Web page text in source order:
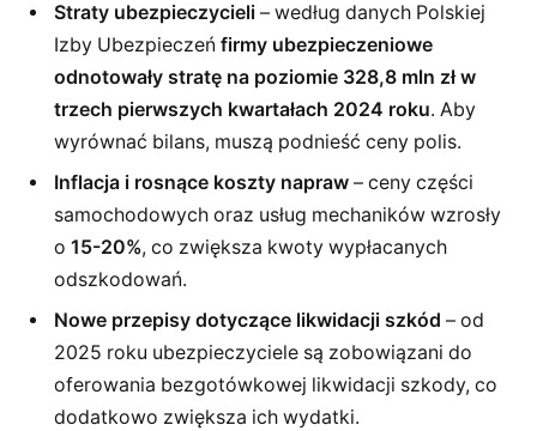
Straty ubezpieczycieli – według danych Polskiej
Izby Ubezpieczeń firmy ubezpieczeniowe
odnotowały stratę na poziomie 328,8 mln zł w
trzech pierwszych kwartałach 2024 roku. Aby
wyrównać bilans, muszą podnieść ceny polis.
Inflacja i rosnące koszty napraw – ceny części
samochodowych oraz usług mechaników wzrosły
o 15-20%, co zwiększa kwoty wypłacanych
odszkodowań.
Nowe przepisy dotyczące likwidacji szkód – od
2025 roku ubezpieczyciele są zobowiązani do
oferowania bezgotówkowej likwidacji szkody, co
dodatkowo zwiększa ich wydatki.